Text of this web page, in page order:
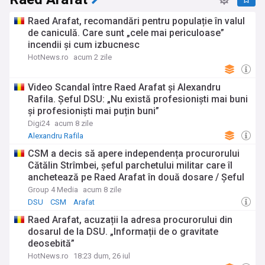
Raed Arafat, recomandări pentru populație în valul
de caniculă. Care sunt „cele mai periculoase”
incendii și cum izbucnesc
HotNews.ro acum 2 zile
Video Scandal între Raed Arafat și Alexandru
Rafila. Șeful DSU: „Nu există profesioniști mai buni
și profesioniști mai puțin buni”
Digi24 acum 8 zile
Alexandru Rafila
CSM a decis să apere independența procurorului
Cătălin Strîmbei, șeful parchetului militar care îl
anchetează pe Raed Arafat în două dosare / Șeful
DSU anunțase că inculpații vor face plângeri
împotriva lui Strîmbei
Group 4 Media
acum 8 zile
DSU
CSM Arafat
Raed Arafat, acuzații la adresa procurorului din
dosarul de la DSU. „Informații de o gravitate
deosebită”
HotNews.ro 18:23 dum, 26 iul